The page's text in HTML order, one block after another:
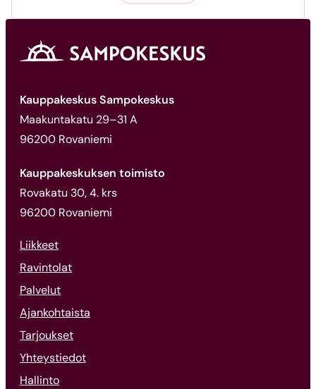
Kauppakeskus Sampokeskus
Maakuntakatu 29–31 A
96200 Rovaniemi
Kauppakeskuksen toimisto
Rovakatu 30, 4. krs
96200 Rovaniemi
Liikkeet
Ravintolat
Palvelut
Ajankohtaista
Tarjoukset
Yhteystiedot
Hallinto